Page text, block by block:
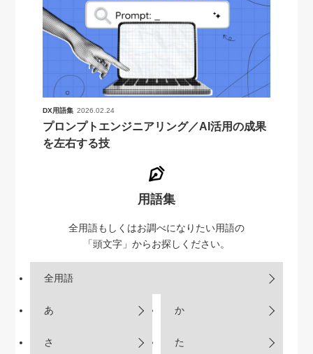
DX用語集 2026.02.24
プロンプトエンジニアリング／AI活用の成果
を左右する技
用語集
全用語もしくはお調べになりたい用語の
「頭文字」からお探しください。
全用語
あ か
さ た